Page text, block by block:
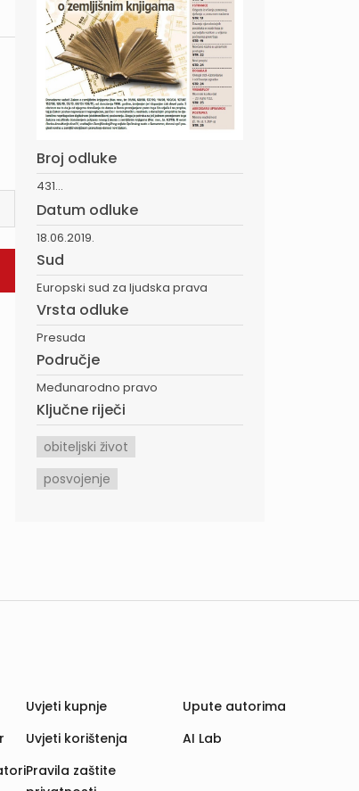
Broj odluke
431...
Datum odluke
18.06.2019.
Sud
Europski sud za ljudska prava
Vrsta odluke
Presuda
Područje
Međunarodno pravo
Ključne riječi
obiteljski život
posvojenje
Uvjeti kupnje
Uvjeti korištenja
Pravila zaštite
Upute autorima
AI Lab